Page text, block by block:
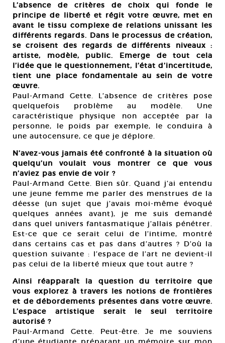
L’absence de critères de choix qui fonde le
principe de liberté et régit votre œuvre, met en
avant le tissu complexe de relations unissant les
différents regards. Dans le processus de création,
se croisent des regards de différents niveaux :
artiste, modèle, public. Emerge de tout cela
l’idée que le questionnement, l’état d’incertitude,
tient une place fondamentale au sein de votre
œuvre.
Paul-Armand Gette. L’absence de critères pose
quelquefois problème au modèle. Une
caractéristique physique non acceptée par la
personne, le poids par exemple, le conduira à
une autocensure, ce que je déplore.
N’avez-vous jamais été confronté à la situation où
quelqu’un voulait vous montrer ce que vous
n’aviez pas envie de voir ?
Paul-Armand Gette. Bien sûr. Quand j’ai entendu
une jeune femme me parler des menstrues de la
déesse (un sujet que j’avais moi-même évoqué
quelques années avant), je me suis demandé
dans quel univers fantasmatique j’allais pénétrer.
Est-ce que ce serait celui de l’intime, montré
dans certains cas et pas dans d’autres ? D’où la
question suivante : l’espace de l’art ne devient-il
pas celui de la liberté mieux que tout autre ?
Ainsi réapparaît la question du territoire que
vous explorez à travers les notions de frontières
et de débordements présentes dans votre œuvre.
L’espace artistique serait le seul territoire
autorisé ?
Paul-Armand Gette. Peut-être. Je me souviens